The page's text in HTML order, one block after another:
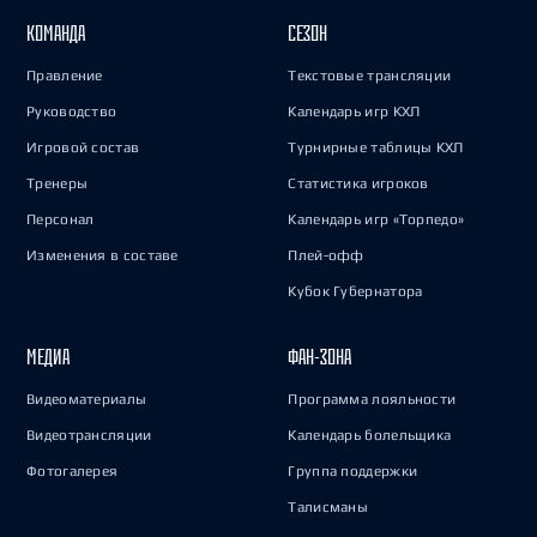
КОМАНДА
Правление
Руководство
Игровой состав
Тренеры
Персонал
Изменения в составе
СЕЗОН
Текстовые трансляции
Календарь игр КХЛ
Турнирные таблицы КХЛ
Статистика игроков
Календарь игр «Торпедо»
Плей-офф
Кубок Губернатора
МЕДИА
Видеоматериалы
Видеотрансляции
Фотогалерея
ФАН-ЗОНА
Программа лояльности
Календарь болельщика
Группа поддержки
Талисманы